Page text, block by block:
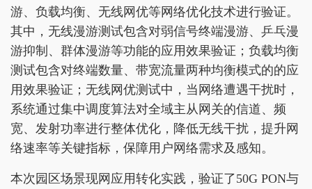
游、负载均衡、无线网优等网络优化技术进行验证。
其中，无线漫游测试包含对弱信号终端漫游、乒乓漫
游抑制、群体漫游等功能的应用效果验证；负载均衡
测试包含对终端数量、带宽流量两种均衡模式的的应
用效果验证；无线网优测试中，当网络遭遇干扰时，
系统通过集中调度算法对全域主从网关的信道、频
宽、发射功率进行整体优化，降低无线干扰，提升网
络速率等关键指标，保障用户网络需求及感知。
本次园区场景现网应用转化实践，验证了50G PON与